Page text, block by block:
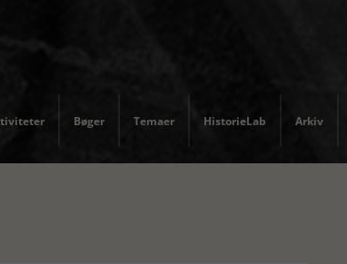
Bøger Temaer HistorieLab Arkiv